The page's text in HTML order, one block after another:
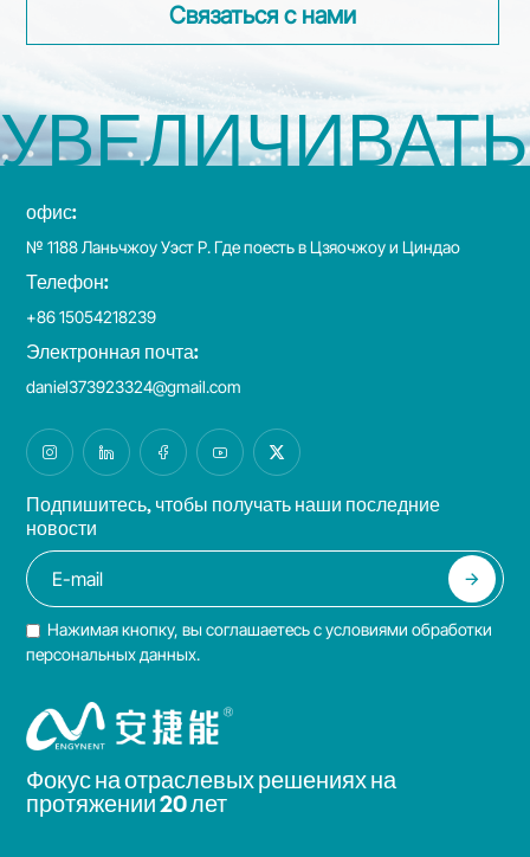
Связаться с нами
УВЕЛИЧИВАТЬ
офис:
№ 1188 Ланьчжоу Уэст Р. Где поесть в Цзяочжоу и Циндао
Телефон:
+86 15054218239
Электронная почта:
daniel373923324@gmail.com
Подпишитесь, чтобы получать наши последние
новости
Нажимая кнопку, вы соглашаетесь с условиями обработки
персональных данных.
Фокус на отраслевых решениях на
протяжении 20 лет